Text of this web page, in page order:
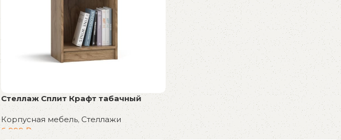
Стеллаж Сплит Крафт табачный
Корпусная мебель, Стеллажи
6 999 ₽